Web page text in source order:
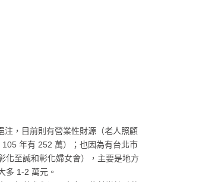
，目前則有營業性財源（老人照顧
年有 252 萬）；也因為有台北市
化至誠和彰化婦女會），主要是地方
多 1-2 萬元。